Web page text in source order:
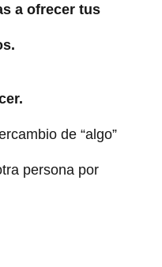
a ofrecer tus
de “algo”
persona por